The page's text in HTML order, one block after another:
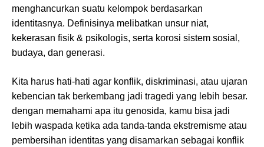
menghancurkan suatu kelompok berdasarkan
identitasnya. Definisinya melibatkan unsur niat,
kekerasan fisik & psikologis, serta korosi sistem sosial,
budaya, dan generasi.
Kita harus hati-hati agar konflik, diskriminasi, atau ujaran
kebencian tak berkembang jadi tragedi yang lebih besar.
dengan memahami apa itu genosida, kamu bisa jadi
lebih waspada ketika ada tanda-tanda ekstremisme atau
pembersihan identitas yang disamarkan sebagai konflik